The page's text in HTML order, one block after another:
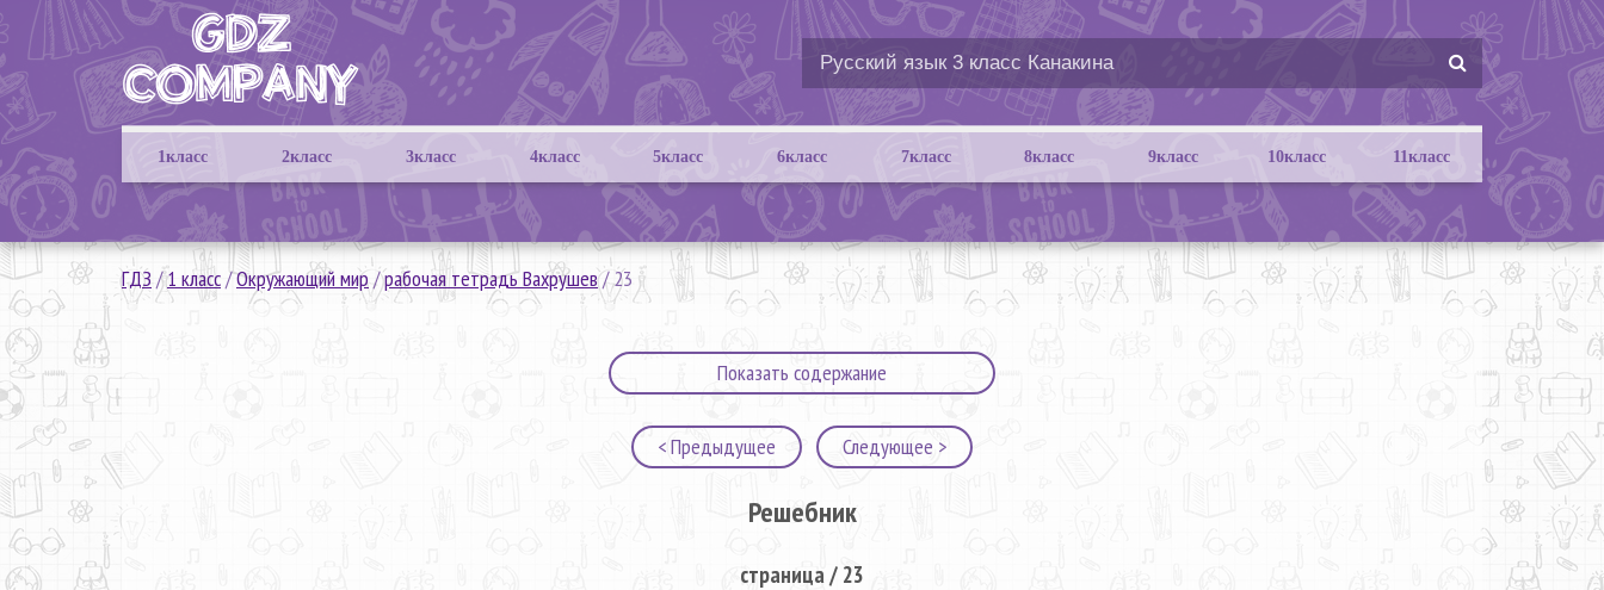
1класс 2класс 3класс 4класс 5класс 6класс 7класс 8класс 9класс 10класс 11класс
ГДЗ /1 класс/Окружающий мир /рабочая тетрадь Вахрушев/23
Показать содержание
< Предыдущее Следующее >
Решебник
страница / 23